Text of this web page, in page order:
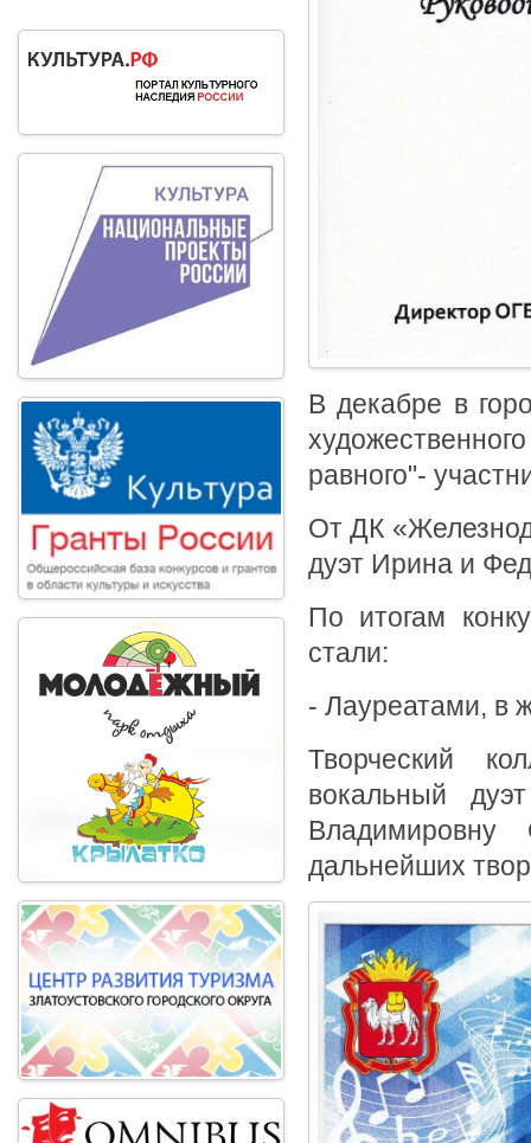
В декабре в
равного"-
От ДК
дуэт Ирина и
По итогам
стали:
- Лауреатами, в
Творческий
вокальный
дальнейших